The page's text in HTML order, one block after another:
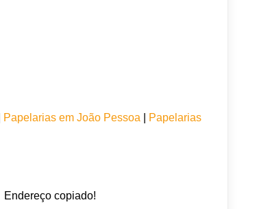
Papelarias em João Pessoa
Papelarias
Endereço copiado!